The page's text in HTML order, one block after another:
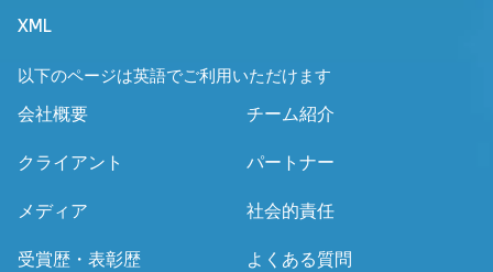
XML
以下のページは英語でご利用いただけます
会社概要 チーム紹介
クライアント パートナー
メディア 社会的責任
受賞歴・表彰歴 よくある質問